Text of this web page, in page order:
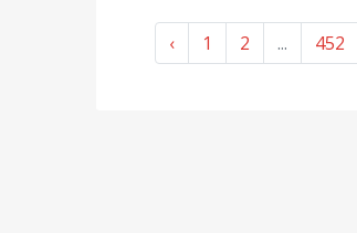
‹ 1 2 ... 452